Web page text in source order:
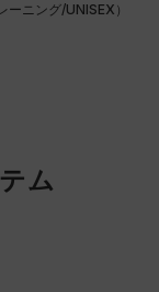
ーニング/UNISEX）
ム